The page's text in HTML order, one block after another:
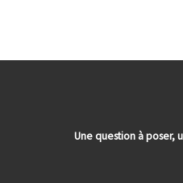
Une question à poser,